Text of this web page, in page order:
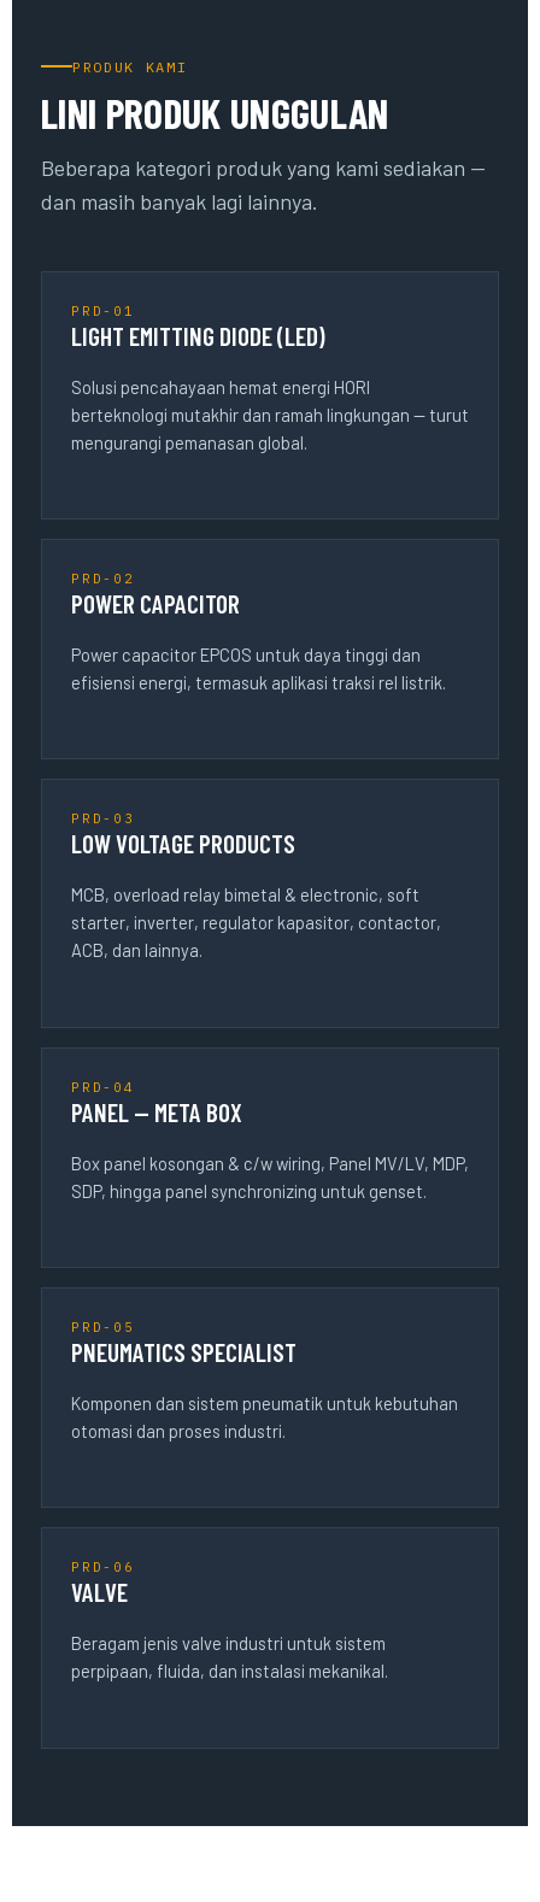
PRODUK KAMI
LINI PRODUK UNGGULAN
Beberapa kategori produk yang kami sediakan —
dan masih banyak lagi lainnya.
PRD-01
LIGHT EMITTING DIODE (LED)
Solusi pencahayaan hemat energi HORI
berteknologi mutakhir dan ramah lingkungan — turut
mengurangi pemanasan global.
PRD-02
POWER CAPACITOR
Power capacitor EPCOS untuk daya tinggi dan
efisiensi energi, termasuk aplikasi traksi rel listrik.
PRD-03
LOW VOLTAGE PRODUCTS
MCB, overload relay bimetal & electronic, soft
starter, inverter, regulator kapasitor, contactor,
ACB, dan lainnya.
PRD-04
PANEL — META BOX
Box panel kosongan & c/w wiring, Panel MV/LV, MDP,
SDP, hingga panel synchronizing untuk genset.
PRD-05
PNEUMATICS SPECIALIST
Komponen dan sistem pneumatik untuk kebutuhan
otomasi dan proses industri.
PRD-06
VALVE
Beragam jenis valve industri untuk sistem
perpipaan, fluida, dan instalasi mekanikal.